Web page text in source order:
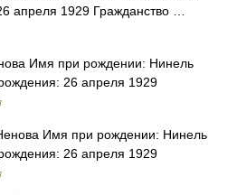
апреля 1929 Гражданство …
Имя при рождении: Нинель
26 апреля 1929
Имя при рождении: Нинель
26 апреля 1929